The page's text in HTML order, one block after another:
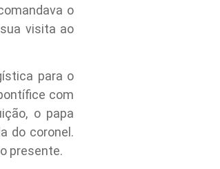
o
visita ao
para o
com
o papa
do coronel.
presente.